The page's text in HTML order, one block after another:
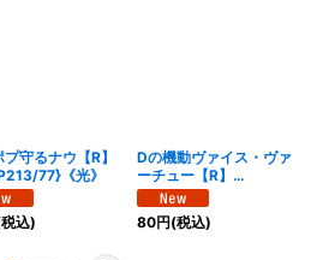
守るナウ【R】
77}《光》
込)
Dの機動ヴァイス・ヴァ
ーチュー【R】
{26RP215/77}《水》
80円(税込)